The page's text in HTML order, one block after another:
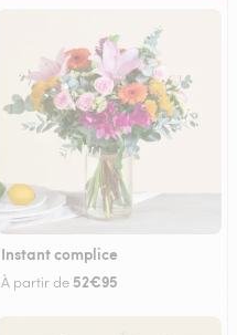
Instant complice
À partir de 52€95